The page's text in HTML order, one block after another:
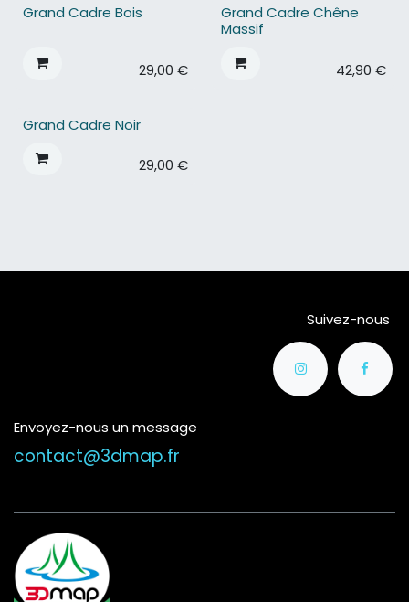
Grand Cadre Bois
29,00 €
Grand Cadre Chêne
Massif
42,90 €
Grand Cadre Noir
29,00 €
Suivez-nous
Envoyez-nous un message
contact@3dmap.fr